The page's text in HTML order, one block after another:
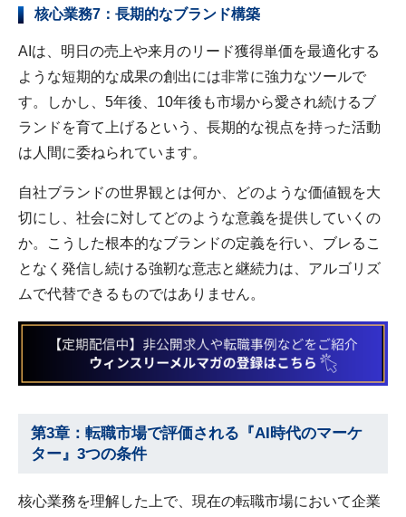
核心業務7：長期的なブランド構築
AIは、明日の売上や来月のリード獲得単価を最適化する
ような短期的な成果の創出には非常に強力なツールで
す。しかし、5年後、10年後も市場から愛され続けるブ
ランドを育て上げるという、長期的な視点を持った活動
は人間に委ねられています。
自社ブランドの世界観とは何か、どのような価値観を大
切にし、社会に対してどのような意義を提供していくの
か。こうした根本的なブランドの定義を行い、ブレるこ
となく発信し続ける強靭な意志と継続力は、アルゴリズ
ムで代替できるものではありません。
第3章：転職市場で評価される『AI時代のマーケ
ター』3つの条件
核心業務を理解した上で、現在の転職市場において企業